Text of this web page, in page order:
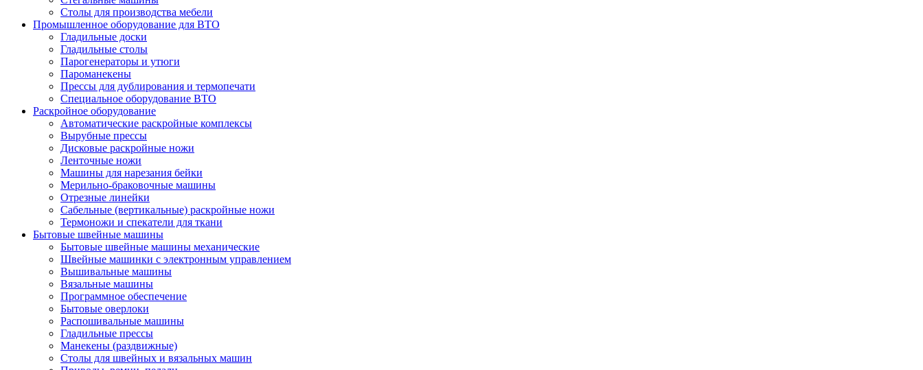
Столы для производства мебели
Промышленное оборудование для ВТО
Гладильные доски
Гладильные столы
Парогенераторы и утюги
Пароманекены
Прессы для дублирования и термопечати
Специальное оборудование ВТО
Раскройное оборудование
Автоматические раскройные комплексы
Вырубные прессы
Дисковые раскройные ножи
Ленточные ножи
Машины для нарезания бейки
Мерильно-браковочные машины
Отрезные линейки
Сабельные (вертикальные) раскройные ножи
Термоножи и спекатели для ткани
Бытовые швейные машины
Бытовые швейные машины механические
Швейные машинки с электронным управлением
Вышивальные машины
Вязальные машины
Программное обеспечение
Бытовые оверлоки
Распошивальные машины
Гладильные прессы
Манекены (раздвижные)
Столы для швейных и вязальных машин